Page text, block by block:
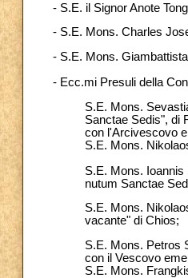
- S.E. il Signor Anote
- S.E. Mons. Charles
- S.E. Mons.
- Ecc.mi Presuli della
S.E. Mons.
Sanctae Sedis", di
con l'Arcivescovo
S.E. Mons.
S.E. Mons. Ioannis
nutum Sanctae
S.E. Mons.
vacante" di Chios;
S.E. Mons. Petros
con il Vescovo
S.E. Mons.